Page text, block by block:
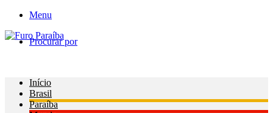
Menu
Procurar por
Início
Brasil
Paraíba